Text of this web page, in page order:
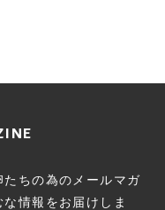
ちの為のメールマガ
情報をお届けしま